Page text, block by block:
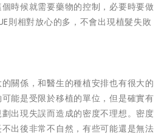
時候就需要藥物的控制，必要時要做
則相對放心的多，不會出現植髮失敗
關係，和醫生的種植安排也有很大的
能是受限於移植的單位，但是確實有
出現失誤而造成的密度不理想。密度
出後非常不自然，有些可能還是無法